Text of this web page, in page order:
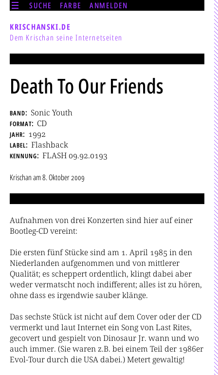
SUCHE FARBE ANMELDEN
KRISCHANSKI.DE
Dem Krischan seine Internetseiten
Death To Our Friends
band Sonic Youth
format CD
jahr 1992
label Flashback
kennung FLASH 09.92.0193
Krischanam8. Oktober 2009
Aufnahmen von drei Konzerten sind hier auf einer
Bootleg-CD vereint:
Die ersten fünf Stücke sind am 1. April 1985 in den
Niederlanden aufgenommen und von mittlerer
Qualität; es scheppert ordentlich, klingt dabei aber
weder vermatscht noch indifferent; alles ist zu hören,
ohne dass es irgendwie sauber klänge.
Das sechste Stück ist nicht auf dem Cover oder der CD
vermerkt und laut Internet ein Song von Last Rites,
gecovert und gespielt von Dinosaur Jr. wann und wo
auch immer. (Sie waren z.B. bei einem Teil der 1986er
Evol-Tour durch die USA dabei.) Metert gewaltig!